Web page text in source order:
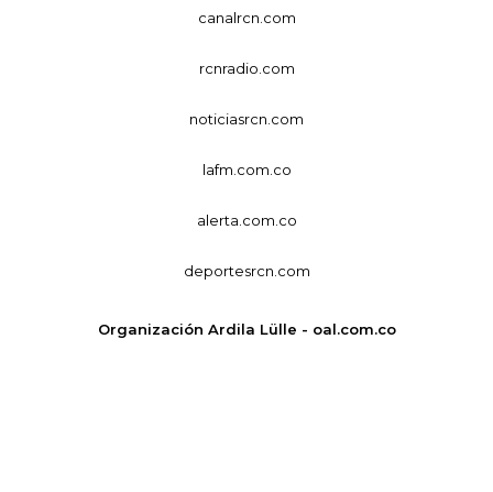
canalrcn.com
rcnradio.com
noticiasrcn.com
lafm.com.co
alerta.com.co
deportesrcn.com
Organización Ardila Lülle - oal.com.co